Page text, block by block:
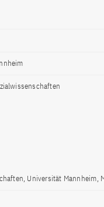
Universität Mannheim,